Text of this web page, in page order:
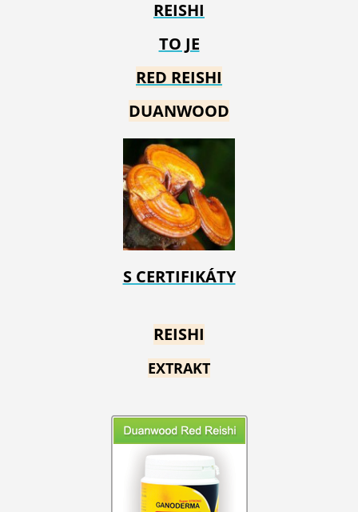
REISHI
TO JE
RED REISHI
DUANWOOD
S CERTIFIKÁTY
REISHI
EXTRAKT